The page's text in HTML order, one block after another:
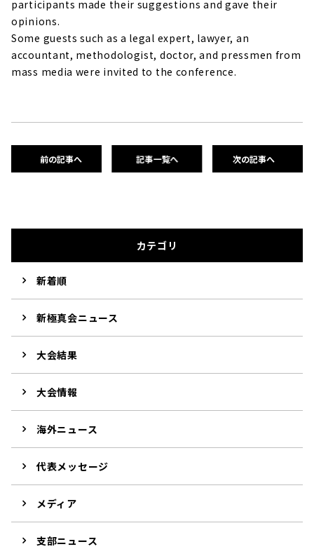
participants made their suggestions and gave their
opinions.
Some guests such as a legal expert, lawyer, an
accountant, methodologist, doctor, and pressmen from
mass media were invited to the conference.
前の記事へ 記事一覧へ 次の記事へ
カテゴリ
新着順
新極真会ニュース
大会結果
大会情報
海外ニュース
代表メッセージ
メディア
支部ニュース